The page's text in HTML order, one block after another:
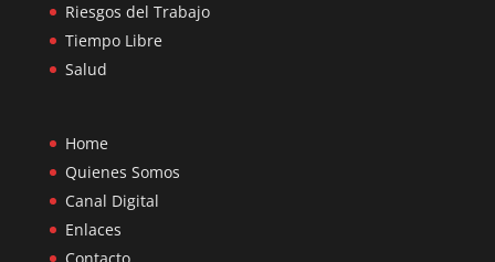
Riesgos del Trabajo
Tiempo Libre
Salud
Home
Quienes Somos
Canal Digital
Enlaces